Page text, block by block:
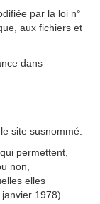
par la loi n°
aux fichiers et
dans
site susnommé.
permettent,
non,
elles
1978).